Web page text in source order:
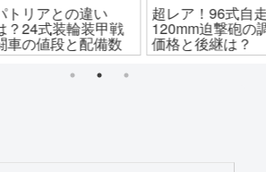
との違い
装輪装甲戦
段と配備数
超レア！96式自走
120mm迫撃砲の調達
価格と後継は？